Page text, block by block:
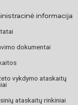
informacija
dokumentai
vykdymo ataskaitų
ataskaitų rinkiniai